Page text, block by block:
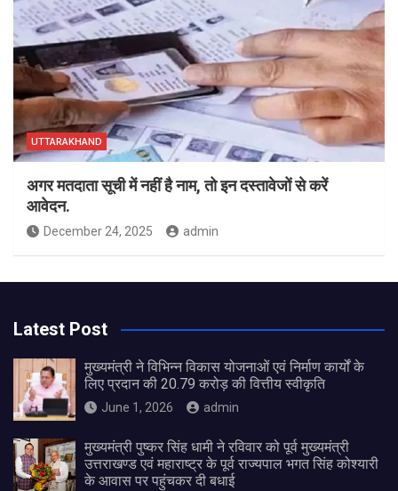
UTTARAKHAND
अगर मतदाता सूची में नहीं है नाम, तो इन दस्तावेजों से करें
आवेदन.
December 24, 2025 admin
Latest Post
मुख्यमंत्री ने विभिन्न विकास योजनाओं एवं निर्माण कार्यों के
लिए प्रदान की 20.79 करोड़ की वित्तीय स्वीकृति
June 1, 2026 admin
मुख्यमंत्री पुष्कर सिंह धामी ने रविवार को पूर्व मुख्यमंत्री
उत्तराखण्ड एवं महाराष्ट्र के पूर्व राज्यपाल भगत सिंह कोश्यारी
के आवास पर पहुंचकर दी बधाई